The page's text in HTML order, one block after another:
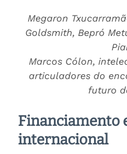
Megaron
Goldsmith, Bepró
Marcos Cólon,
articuladores do
futuro
Financiamento
internacional